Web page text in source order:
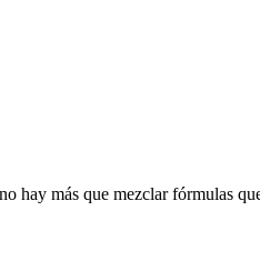
hay más que mezclar fórmulas